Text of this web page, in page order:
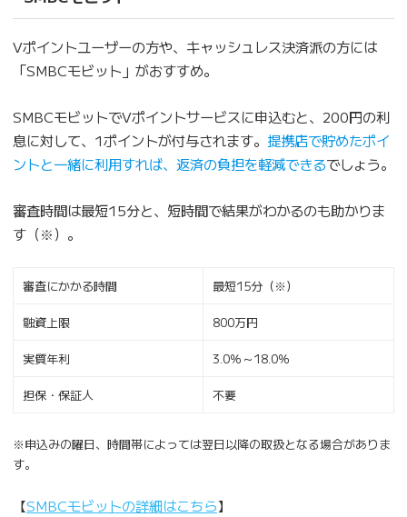
Vポイントユーザーの方や、キャッシュレス決済派の方には
「SMBCモビット」がおすすめ。
SMBCモビットでVポイントサービスに申込むと、200円の利
息に対して、1ポイントが付与されます。 提携店で貯めたポイ
ントと一緒に利用すれば、返済の負担を軽減できるでしょう。
審査時間は最短15分と、短時間で結果がわかるのも助かりま
す（※）。
審査にかかる時間 最短15分（※）
融資上限 800万円
実質年利 3.0％～18.0％
担保・保証人 不要
※申込みの曜日、時間帯によっては翌日以降の取扱となる場合がありま
す。
【SMBCモビットの詳細はこちら】